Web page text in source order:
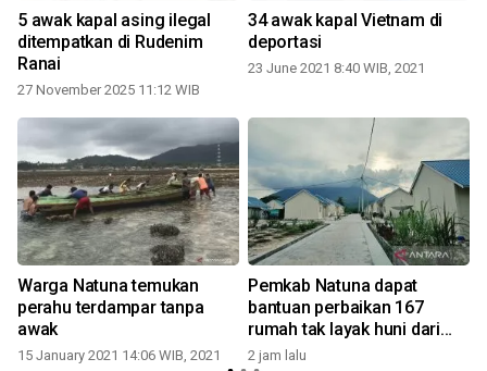
5 awak kapal asing ilegal
ditempatkan di Rudenim
Ranai
27 November 2025 11:12 WIB
34 awak kapal Vietnam di
deportasi
23 June 2021 8:40 WIB, 2021
Warga Natuna temukan
perahu terdampar tanpa
awak
15 January 2021 14:06 WIB, 2021
Pemkab Natuna dapat
bantuan perbaikan 167
rumah tak layak huni dari
Kementerian PKP
2 jam lalu